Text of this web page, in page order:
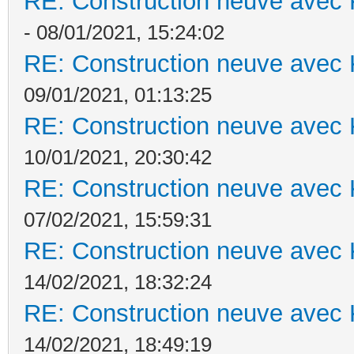
- 08/01/2021, 15:24:02
RE: Construction neuve avec
09/01/2021, 01:13:25
RE: Construction neuve avec
10/01/2021, 20:30:42
RE: Construction neuve avec
07/02/2021, 15:59:31
RE: Construction neuve avec
14/02/2021, 18:32:24
RE: Construction neuve avec
14/02/2021, 18:49:19